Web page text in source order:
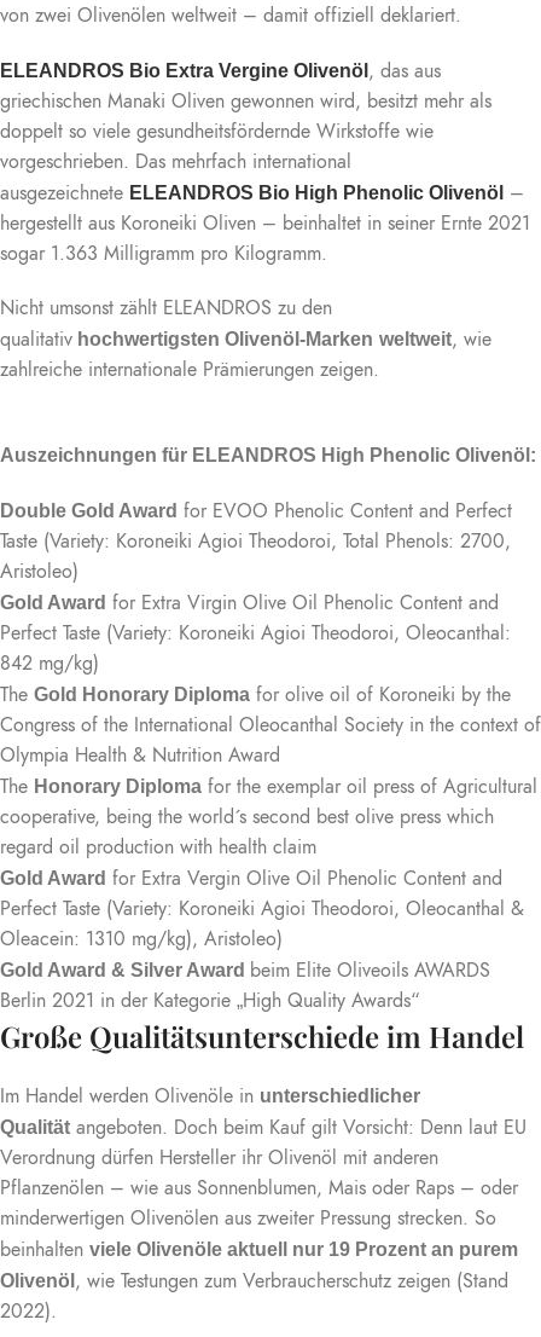
von zwei Olivenölen weltweit – damit offiziell deklariert.
ELEANDROS Bio Extra Vergine Olivenöl , das aus
griechischen Manaki Oliven gewonnen wird, besitzt mehr als
doppelt so viele gesundheitsfördernde Wirkstoffe wie
vorgeschrieben. Das mehrfach international
ausgezeichnete ELEANDROS Bio High Phenolic Olivenöl –
hergestellt aus Koroneiki Oliven – beinhaltet in seiner Ernte 2021
sogar 1.363 Milligramm pro Kilogramm.
Nicht umsonst zählt ELEANDROS zu den
qualitativ hochwertigsten Olivenöl-Marken weltweit, wie
zahlreiche internationale Prämierungen zeigen.
Auszeichnungen für ELEANDROS High Phenolic Olivenöl:
Double Gold Award for EVOO Phenolic Content and Perfect
Taste (Variety: Koroneiki Agioi Theodoroi, Total Phenols: 2700,
Aristoleo)
Gold Award for Extra Virgin Olive Oil Phenolic Content and
Perfect Taste (Variety: Koroneiki Agioi Theodoroi, Oleocanthal:
842 mg/kg)
The Gold Honorary Diploma for olive oil of Koroneiki by the
Congress of the International Oleocanthal Society in the context of
Olympia Health & Nutrition Award
The Honorary Diploma for the exemplar oil press of Agricultural
cooperative, being the world´s second best olive press which
regard oil production with health claim
Gold Award for Extra Vergin Olive Oil Phenolic Content and
Perfect Taste (Variety: Koroneiki Agioi Theodoroi, Oleocanthal &
Oleacein: 1310 mg/kg), Aristoleo)
Gold Award & Silver Award beim Elite Oliveoils AWARDS
Berlin 2021 in der Kategorie „High Quality Awards“
Große Qualitätsunterschiede im Handel
Im Handel werden Olivenöle in unterschiedlicher
Qualität angeboten. Doch beim Kauf gilt Vorsicht: Denn laut EU
Verordnung dürfen Hersteller ihr Olivenöl mit anderen
Pflanzenölen – wie aus Sonnenblumen, Mais oder Raps – oder
minderwertigen Olivenölen aus zweiter Pressung strecken. So
beinhalten viele Olivenöle aktuell nur 19 Prozent an purem
Olivenöl , wie Testungen zum Verbraucherschutz zeigen (Stand
2022).